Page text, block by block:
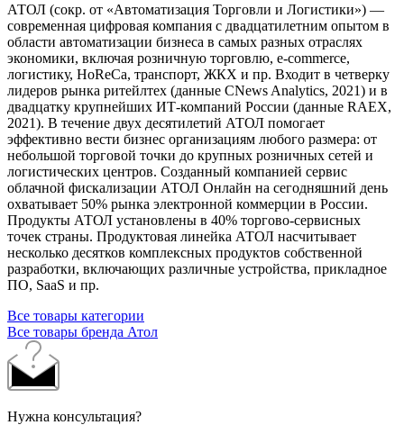
АТОЛ (сокр. от «Автоматизация Торговли и Логистики») —
современная цифровая компания с двадцатилетним опытом в
области автоматизации бизнеса в самых разных отраслях
экономики, включая розничную торговлю, e-commerce,
логистику, HoReCa, транспорт, ЖКХ и пр. Входит в четверку
лидеров рынка ритейлтех (данные CNews Analytics, 2021) и в
двадцатку крупнейших ИТ-компаний Росcии (данные RAEX,
2021). В течение двух десятилетий АТОЛ помогает
эффективно вести бизнес организациям любого размера: от
небольшой торговой точки до крупных розничных сетей и
логистических центров. Созданный компанией сервис
облачной фискализации АТОЛ Онлайн на сегодняшний день
охватывает 50% рынка электронной коммерции в России.
Продукты АТОЛ установлены в 40% торгово-сервисных
точек страны. Продуктовая линейка АТОЛ насчитывает
несколько десятков комплексных продуктов собственной
разработки, включающих различные устройства, прикладное
ПО, SaaS и пр.
Все товары категории
Все товары бренда Атол
Нужна консультация?